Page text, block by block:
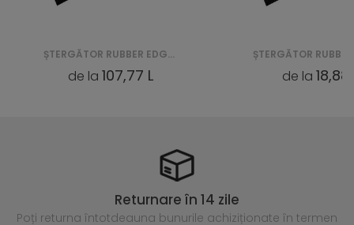
ȘTERGĂTOR RUBBER EDGE CKGPPM03 GREY
de la 107,77 L de la 18,88
Returnare în 14 zile
Poți returna întotdeauna bunurile achiziționate în termen